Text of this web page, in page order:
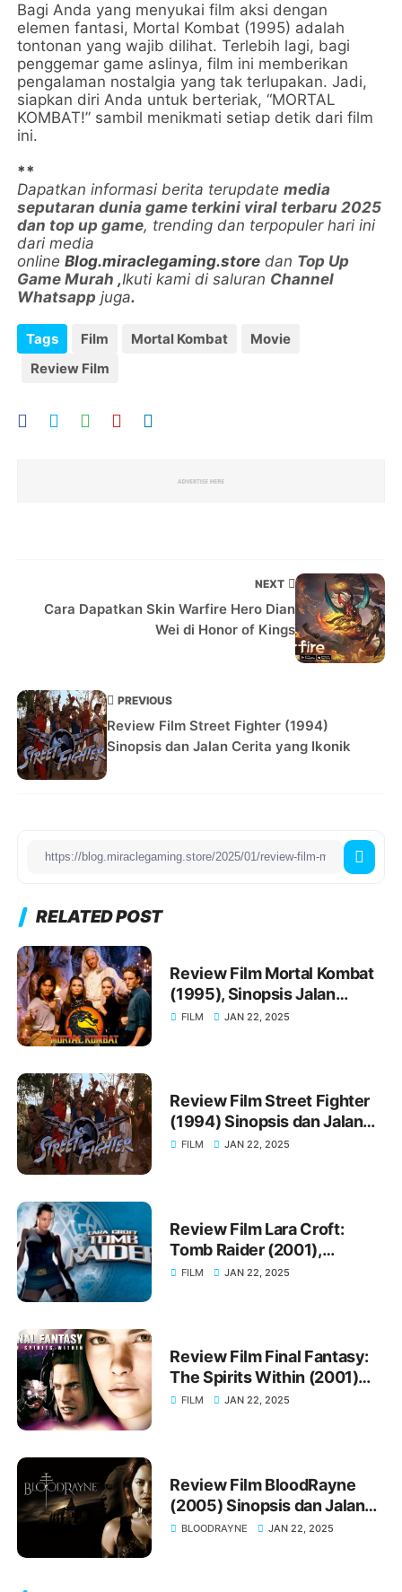
Bagi Anda yang menyukai film aksi dengan
elemen fantasi, Mortal Kombat (1995) adalah
tontonan yang wajib dilihat. Terlebih lagi, bagi
penggemar game aslinya, film ini memberikan
pengalaman nostalgia yang tak terlupakan. Jadi,
siapkan diri Anda untuk berteriak, “MORTAL
KOMBAT!” sambil menikmati setiap detik dari film
ini.
**
Dapatkan informasi berita terupdatemedia
seputaran dunia game terkini viral terbaru 2025
dan top up game, trending dan terpopuler hari ini
dari media
onlineBlog.miraclegaming.store dan Top Up
Game Murah ,Ikuti kami di saluran Channel
Whatsapp juga.
Tags Film Mortal Kombat
Movie
Review Film
NEXT
Cara Dapatkan Skin Warfire Hero Dian
Wei di Honor of Kings
PREVIOUS
Review Film Street Fighter (1994)
Sinopsis dan Jalan Cerita yang Ikonik
RELATED POST
Review Film Mortal Kombat
(1995), Sinopsis Jalan
Cerita Movienya
FILM JAN 22, 2025
Review Film Street Fighter
(1994) Sinopsis dan Jalan
Cerita yang Ikonik
FILM JAN 22, 2025
Review Film Lara Croft:
Tomb Raider (2001),
Sinopsis Jalan Cerita
FILM JAN 22, 2025
Review Film Final Fantasy:
The Spirits Within (2001)
Sinopsis Jalan Cerita dan
FILM JAN 22, 2025
Review Film BloodRayne
(2005) Sinopsis dan Jalan
Cerita Lengkap
BLOODRAYNE JAN 22, 2025